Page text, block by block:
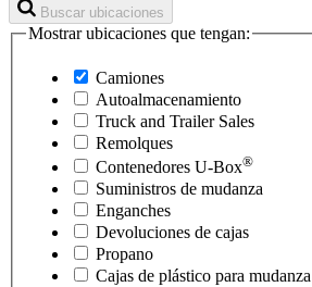
Buscar ubicaciones
Mostrar ubicaciones que tengan:
Camiones
Autoalmacenamiento
Truck and Trailer Sales
Remolques
Contenedores U-Box®
Suministros de mudanza
Enganches
Devoluciones de cajas
Propano
Cajas de plástico para mudanza